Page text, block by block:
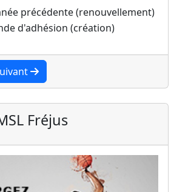
précédente (renouvellement)
d'adhésion (création)
Fréjus